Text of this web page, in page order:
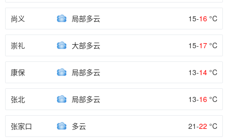
尚义 局部多云 15-16 °C
崇礼 大部多云 15-17 °C
康保 局部多云 13-14 °C
张北 局部多云 13-16 °C
张家口 多云 21-22 °C